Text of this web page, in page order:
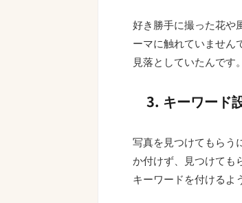
好き勝手に撮った花や
ーマに触れていません
見落としていたんです。
3. キーワード
写真を見つけてもらう
か付けず、見つけても
キーワードを付けるよ